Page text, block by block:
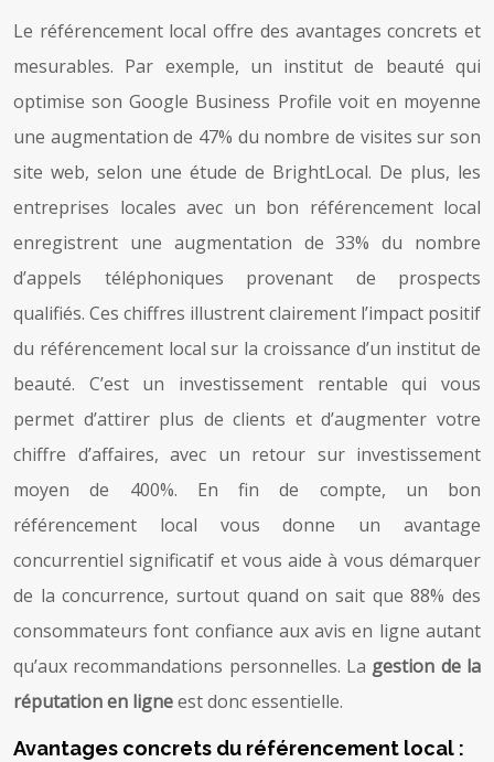
Le référencement local offre des avantages concrets et
mesurables. Par exemple, un institut de beauté qui
optimise son Google Business Profile voit en moyenne
une augmentation de 47% du nombre de visites sur son
site web, selon une étude de BrightLocal. De plus, les
entreprises locales avec un bon référencement local
enregistrent une augmentation de 33% du nombre
d’appels téléphoniques provenant de prospects
qualifiés. Ces chiffres illustrent clairement l’impact positif
du référencement local sur la croissance d’un institut de
beauté. C’est un investissement rentable qui vous
permet d’attirer plus de clients et d’augmenter votre
chiffre d’affaires, avec un retour sur investissement
moyen de 400%. En fin de compte, un bon
référencement local vous donne un avantage
concurrentiel significatif et vous aide à vous démarquer
de la concurrence, surtout quand on sait que 88% des
consommateurs font confiance aux avis en ligne autant
qu’aux recommandations personnelles. La gestion de la
réputation en ligneest donc essentielle.
Avantages concrets du référencement local :